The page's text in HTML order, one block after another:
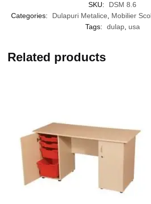
SKU:
DSM 8.6
Categories:
Dulapuri Metalice Mobilier
Tags:
dulap, usa
Related products